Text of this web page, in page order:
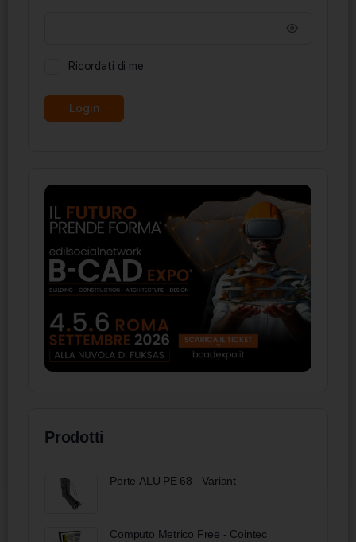
Ricordati di me
Prodotti
Porte ALU PE 68 - Variant
Computo Metrico Free - Cointec